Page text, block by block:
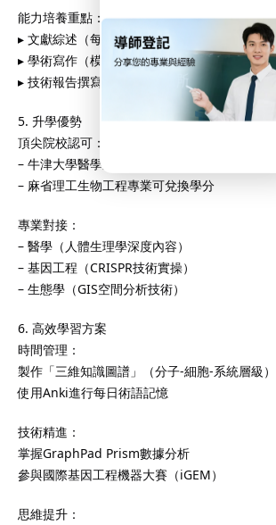
能力培養重點：
▸ 文獻綜述（每週精讀2篇《Nature》級論文）
▸ 學術寫作（模仿頂級期刊格式）
▸ 技術報告撰寫（含誤差分析）
5. 升學優勢
頂尖院校認可：
– 牛津大學醫學系明確要求HL生物
– 麻省理工生物工程專業可兌換學分
專業對接：
– 醫學（人體生理學深度內容）
– 基因工程（CRISPR技術實操）
– 生態學（GIS空間分析技術）
6. 高效學習方案
時間管理：
製作「三維知識圖譜」（分子-細胞-系統層級）
使用Anki進行每日術語記憶
技術精進：
掌握GraphPad Prism數據分析
參與國際基因工程機器大賽（iGEM）
思維提升：